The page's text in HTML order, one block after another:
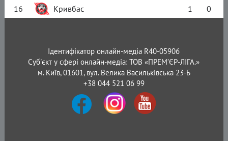
16
Кривбас 1 0
Ідентифікатор онлайн-медіа R40-05906
Суб'єкт у сфері онлайн-медіа: ТОВ «ПРЕМ’ЄР-ЛІГА.»
м. Київ, 01601, вул. Велика Васильківська 23-Б
+38 044 521 06 99